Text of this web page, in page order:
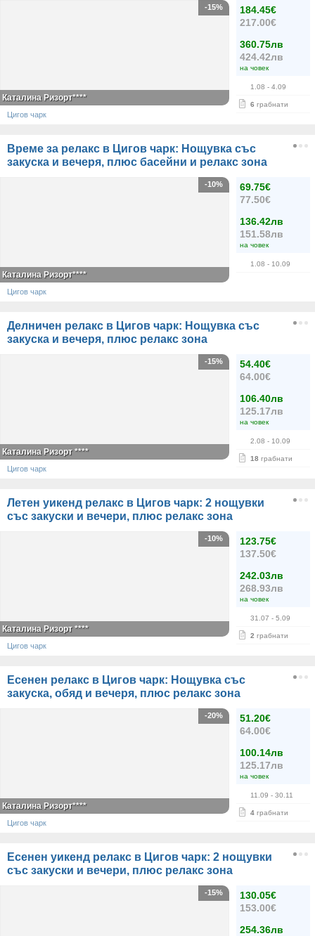
184.45€
217.00€
360.75лв
424.42лв
на човек
1.08 - 4.09
6 грабнати
-15%
Каталина Ризорт****
Цигов чарк
Време за релакс в Цигов чарк: Нощувка със
закуска и вечеря, плюс басейни и релакс зона
69.75€
77.50€
136.42лв
151.58лв
на човек
1.08 - 10.09
-10%
Каталина Ризорт****
Цигов чарк
Делничен релакс в Цигов чарк: Нощувка със
закуска и вечеря, плюс релакс зона
54.40€
64.00€
106.40лв
125.17лв
на човек
2.08 - 10.09
18 грабнати
-15%
Каталина Ризорт ****
Цигов чарк
Летен уикенд релакс в Цигов чарк: 2 нощувки
със закуски и вечери, плюс релакс зона
123.75€
137.50€
242.03лв
268.93лв
на човек
31.07 - 5.09
2 грабнати
-10%
Каталина Ризорт ****
Цигов чарк
Есенен релакс в Цигов чарк: Нощувка със
закуска, обяд и вечеря, плюс релакс зона
51.20€
64.00€
100.14лв
125.17лв
на човек
11.09 - 30.11
4 грабнати
-20%
Каталина Ризорт****
Цигов чарк
Есенен уикенд релакс в Цигов чарк: 2 нощувки
със закуски и вечери, плюс релакс зона
130.05€
153.00€
254.36лв
-15%